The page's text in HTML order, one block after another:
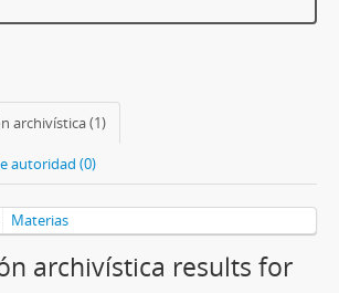
archivística (1)
autoridad (0)
Materias
archivística results for